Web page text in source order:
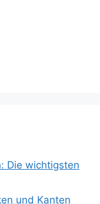
Die wichtigsten
und Kanten